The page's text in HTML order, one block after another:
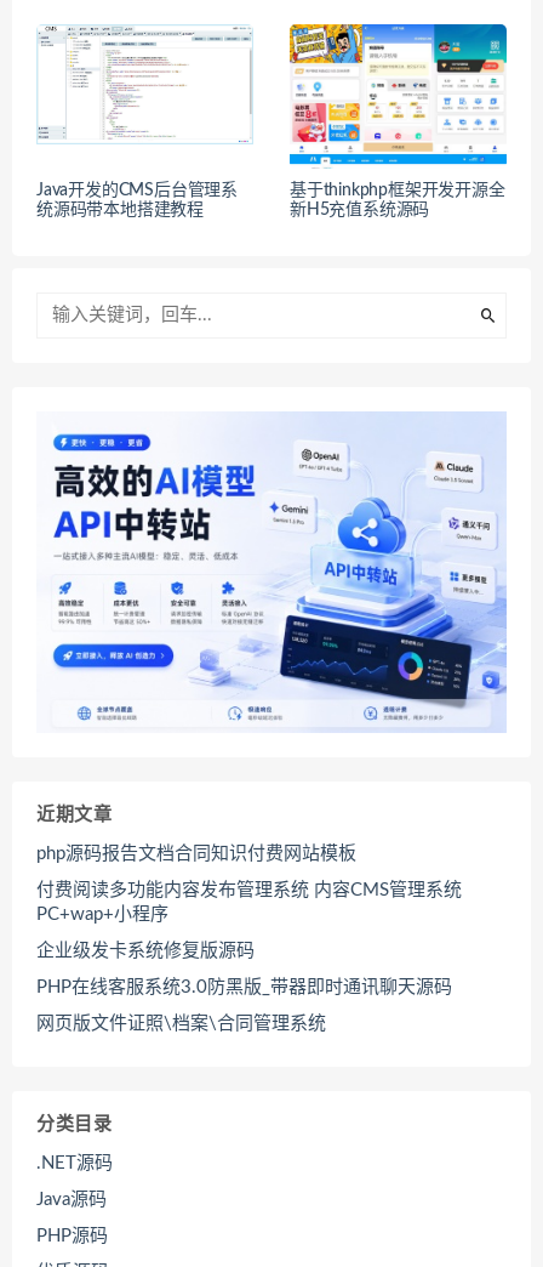
Java开发的CMS后台管理系
统源码带本地搭建教程
基于thinkphp框架开发开源全
新H5充值系统源码
近期文章
php源码报告文档合同知识付费网站模板
付费阅读多功能内容发布管理系统 内容CMS管理系统
PC+wap+小程序
企业级发卡系统修复版源码
PHP在线客服系统3.0防黑版_带器即时通讯聊天源码
网页版文件证照\档案\合同管理系统
分类目录
.NET源码
Java源码
PHP源码